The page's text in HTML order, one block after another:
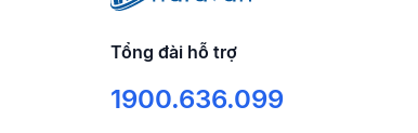
Tổng đài hỗ trợ
1900.636.099